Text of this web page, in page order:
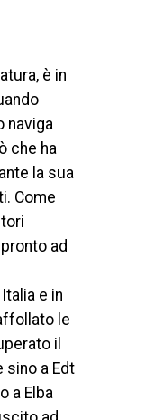
è in
naviga
che ha
la sua
Come
ad
e in
le
il
sino a Edt
a Elba